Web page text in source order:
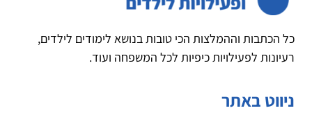
כל הכתבות וההמלצות הכי טובות בנושא לימודים לילדים,
רעיונות לפעילויות כיפיות לכל המשפחה ועוד.
ניווט באתר